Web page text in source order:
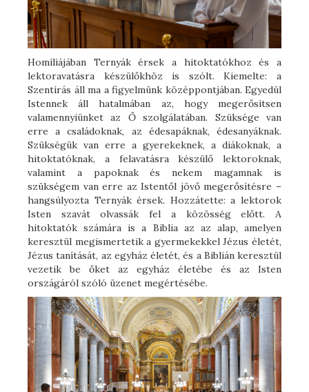
Homíliájában Ternyák érsek a hitoktatókhoz és a
lektoravatásra készülőkhöz is szólt. Kiemelte: a
Szentírás áll ma a figyelmünk középpontjában. Egyedül
Istennek áll hatalmában az, hogy megerősítsen
valamennyiünket az Ő szolgálatában. Szüksége van
erre a családoknak, az édesapáknak, édesanyáknak.
Szükségük van erre a gyerekeknek, a diákoknak, a
hitoktatóknak, a felavatásra készülő lektoroknak,
valamint a papoknak és nekem magamnak is
szükségem van erre az Istentől jövő megerősítésre –
hangsúlyozta Ternyák érsek. Hozzátette: a lektorok
Isten szavát olvassák fel a közösség előtt. A
hitoktatók számára is a Biblia az az alap, amelyen
keresztül megismertetik a gyermekekkel Jézus életét,
Jézus tanítását, az egyház életét, és a Biblián keresztül
vezetik be őket az egyház életébe és az Isten
országáról szóló üzenet megértésébe.